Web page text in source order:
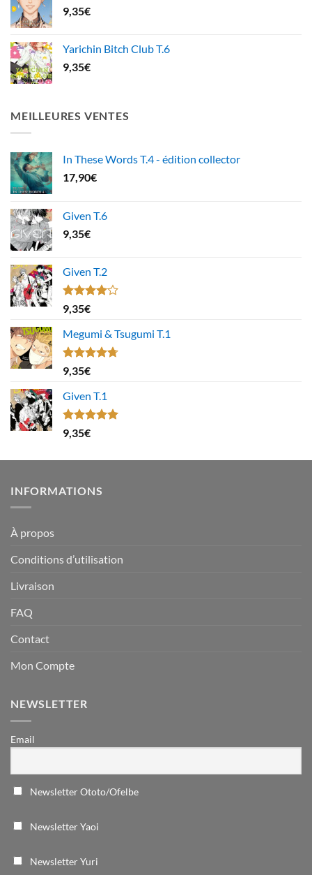
9,35€
Yarichin Bitch Club T.6
9,35€
MEILLEURES VENTES
In These Words T.4 - édition collector
17,90€
Given T.6
9,35€
Given T.2
Note
4.00
5
9,35€
Megumi & Tsugumi T.1
Note4.67
sur 5
9,35€
Given T.1
Note5.00
sur 5
9,35€
INFORMATIONS
À propos
Conditions d’utilisation
Livraison
FAQ
Contact
Mon Compte
NEWSLETTER
Email
Newsletter Ototo/Ofelbe
Newsletter Yaoi
Newsletter Yuri